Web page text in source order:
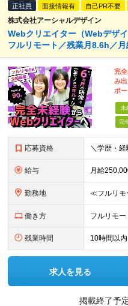
正社員 面接情報有 自己PR不要
株式会社アーシャルデザイン
Webクリエイター（Webデザ
フルリモート／残業月8.6h／
完
み
ポ
未
完
応募資格
給与
勤務地
働き方 フルリモ
残業時間 10時間以内
求人を見る
掲載終了予